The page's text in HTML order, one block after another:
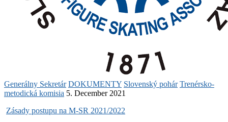
Generálny Sekretár DOKUMENTY Slovenský pohár Trenérsko-
metodická komisia 5. December 2021
Zásady postupu na M-SR 2021/2022